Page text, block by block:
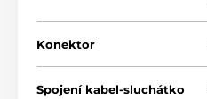
Konektor
Spojení kabel-sluchátko